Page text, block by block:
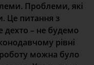
Проблеми, які
Це питання з
дехто – не будемо
рівні
можна було